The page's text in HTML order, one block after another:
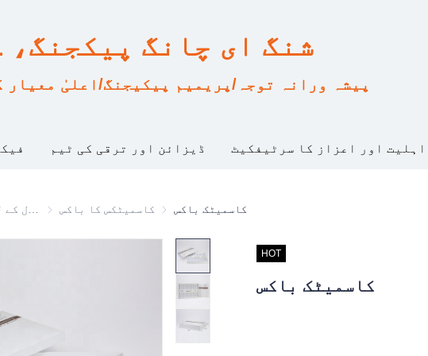
ڈیزائن اور ترقی کی ٹیم اہلیت اور اعزاز کا سرٹیفکیٹ
شنگ ای چانگ پیکجنگ، 2011۔
پیشہ ورانہ توجہ/پریمیم پیکیجنگ/اعلیٰ معیار
صنعتی استعمال کے لحاظ سے درجہ بندی
کاسمیٹکس کا باکس کاسمیٹکس کا باکس
کاسمیٹک باکس
HOT
کاسمیٹک باکس